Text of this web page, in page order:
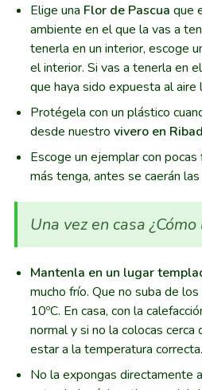
Elige una Flor de Pascua que
ambiente en el que la vas a
tenerla en un interior, escoge
el interior. Si vas a tenerla en
que haya sido expuesta al aire
Protégela con un plástico
desde nuestro vivero en
Escoge un ejemplar con
más tenga, antes se caerán
Una vez en casa
Mantenla en un lugar
mucho frío. Que no suba de
10ºC. En casa, con la
normal y si no la colocas cerca
estar a la temperatura correcta.
No la expongas directamente